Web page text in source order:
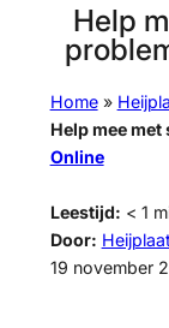
Help
Home»
Help mee
Online
Leestijd: < 1
Door:
19 november